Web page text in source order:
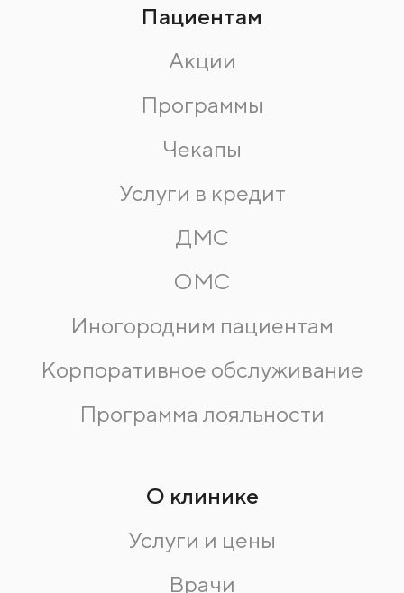
Пациентам
Акции
Программы
Чекапы
Услуги в кредит
ДМС
ОМС
Иногородним пациентам
Корпоративное обслуживание
Программа лояльности
О клинике
Услуги и цены
Врачи